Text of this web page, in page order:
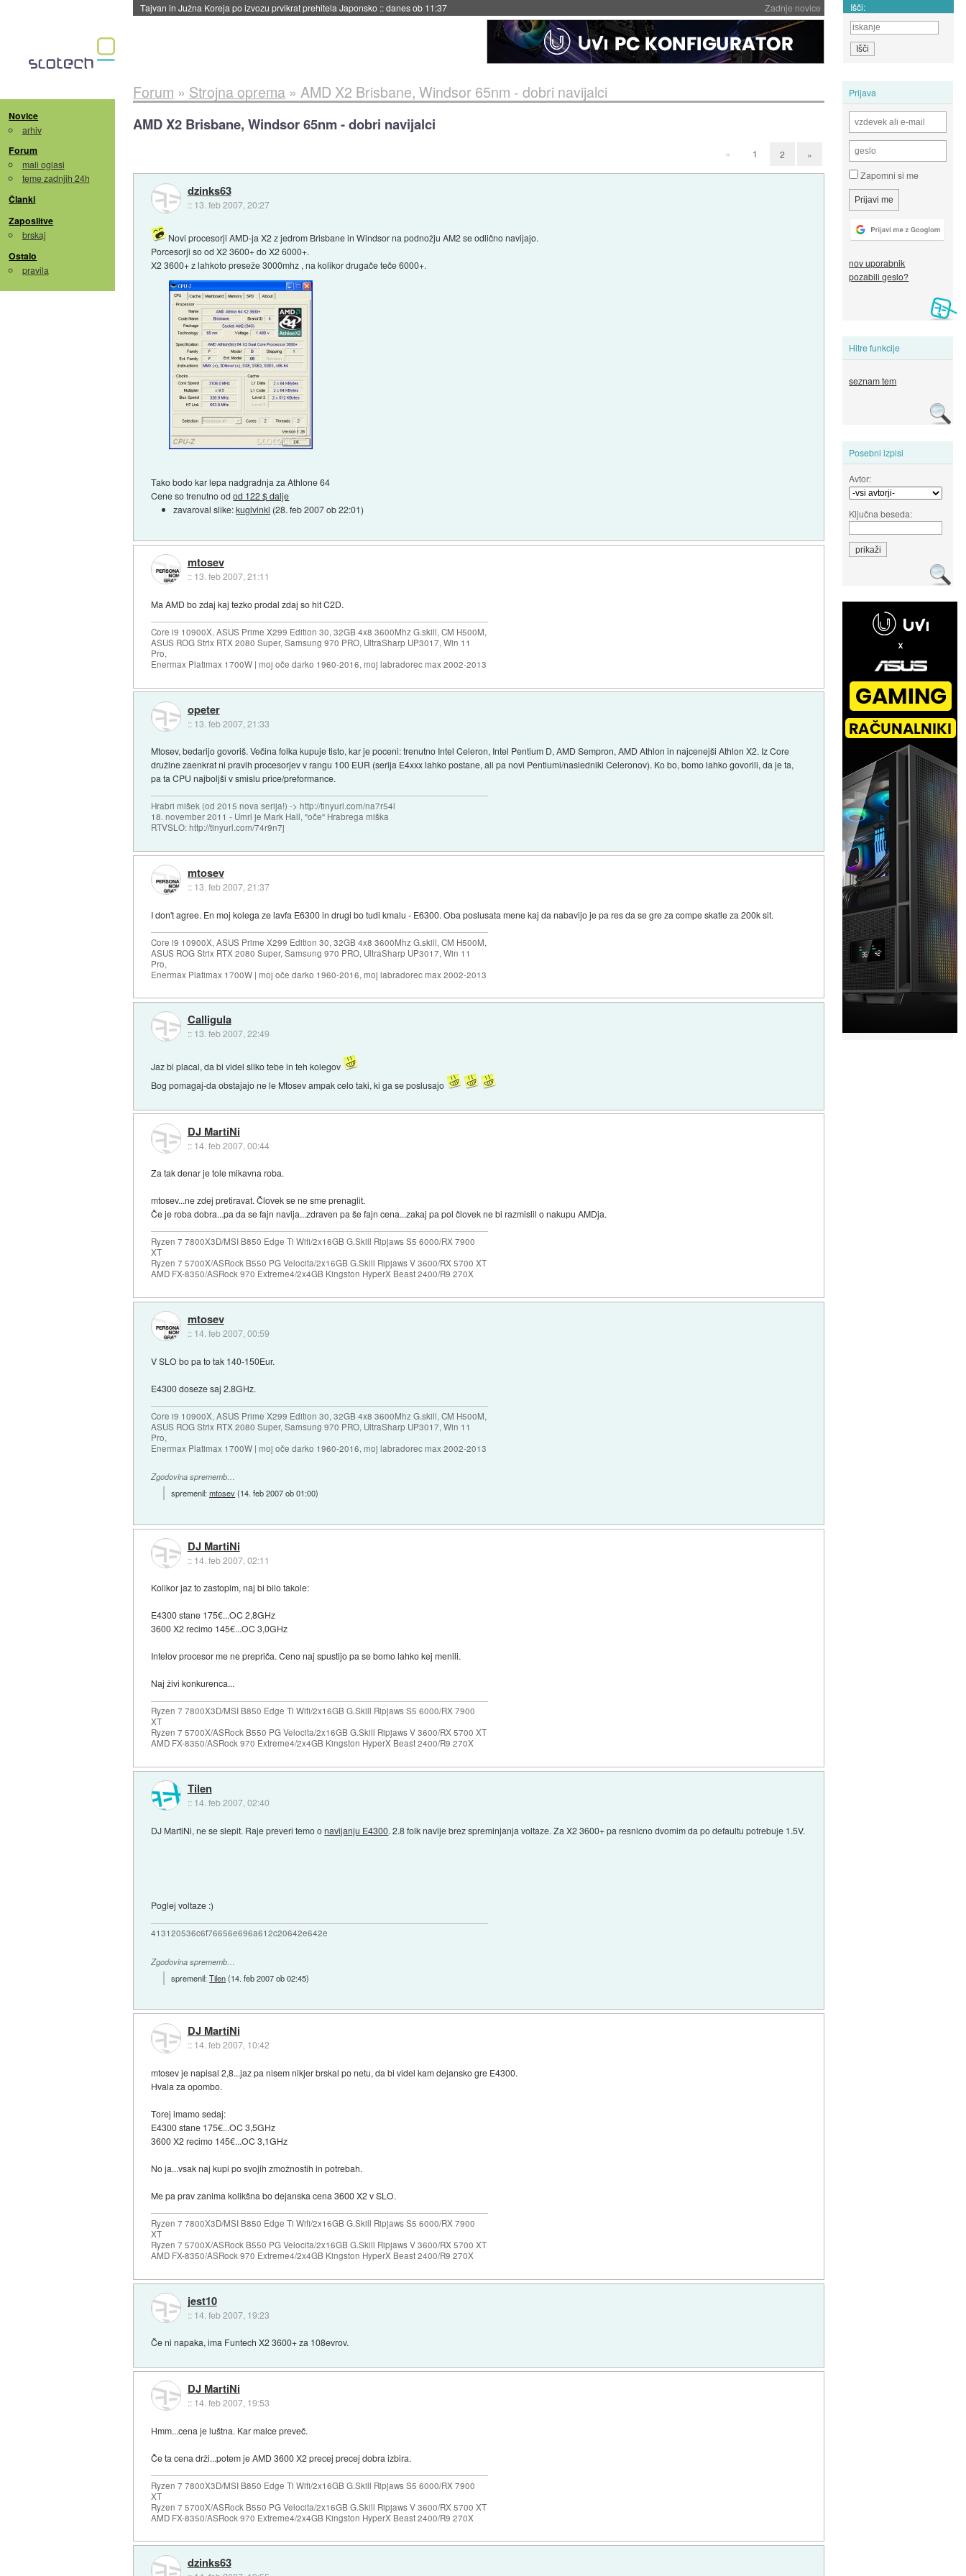
Zadnje novice
Tajvan in Južna Koreja po izvozu prvikrat prehitela Japonsko ::danes ob 11:37 Išči:
Novice
arhiv
Forum
mali oglasi
teme zadnjih 24h
Članki
Zaposlitve
brskaj
Ostalo
pravila
Prijava
Zapomni si me
nov uporabnik
pozabili geslo?
Hitre funkcije
seznam tem
Posebni izpisi
Avtor:
Ključna beseda:
Forum » Strojna oprema» AMD X2 Brisbane, Windsor 65nm - dobri navijalci
AMD X2 Brisbane, Windsor 65nm - dobri navijalci
« 1 2 »
dzinks63
:: 13. feb 2007, 20:27
Novi procesorji AMD-ja X2 z jedrom Brisbane in Windsor na podnožju AM2 se odlično navijajo.
Porcesorji so od X2 3600+ do X2 6000+.
X2 3600+ z lahkoto preseže 3000mhz , na kolikor drugače teče 6000+.
Tako bodo kar lepa nadgradnja za Athlone 64
Cene so trenutno odod 122 $ dalje
zavaroval slike:kuglvinkl (28. feb 2007 ob 22:01)
mtosev
:: 13. feb 2007, 21:11
Ma AMD bo zdaj kaj tezko prodal zdaj so hit C2D.
Core i9 10900X, ASUS Prime X299 Edition 30, 32GB 4x8 3600Mhz G.skill, CM H500M,
ASUS ROG Strix RTX 2080 Super, Samsung 970 PRO, UltraSharp UP3017, Win 11
Pro,
Enermax Platimax 1700W | moj oče darko 1960-2016, moj labradorec max 2002-2013
opeter
:: 13. feb 2007, 21:33
Mtosev, bedarijo govoriš. Večina folka kupuje tisto, kar je poceni: trenutno Intel Celeron, Intel Pentium D, AMD Sempron, AMD Athlon in najcenejši Athlon X2. Iz Core
družine zaenkrat ni pravih procesorjev v rangu 100 EUR (serija E4xxx lahko postane, ali pa novi Pentiumi/nasledniki Celeronov). Ko bo, bomo lahko govorili, da je ta,
pa ta CPU najboljši v smislu price/preformance.
Hrabri mišek (od 2015 nova serija!) -> http://tinyurl.com/na7r54l
18. november 2011 - Umrl je Mark Hall, "oče" Hrabrega miška
RTVSLO: http://tinyurl.com/74r9n7j
mtosev
:: 13. feb 2007, 21:37
I don't agree. En moj kolega ze lavfa E6300 in drugi bo tudi kmalu - E6300. Oba poslusata mene kaj da nabavijo je pa res da se gre za compe skatle za 200k sit.
Core i9 10900X, ASUS Prime X299 Edition 30, 32GB 4x8 3600Mhz G.skill, CM H500M,
ASUS ROG Strix RTX 2080 Super, Samsung 970 PRO, UltraSharp UP3017, Win 11
Pro,
Enermax Platimax 1700W | moj oče darko 1960-2016, moj labradorec max 2002-2013
Calligula
:: 13. feb 2007, 22:49
Jaz bi placal, da bi videl sliko tebe in teh kolegov
Bog pomagaj-da obstajajo ne le Mtosev ampak celo taki, ki ga se poslusajo
DJ MartiNi
:: 14. feb 2007, 00:44
Za tak denar je tole mikavna roba.
mtosev...ne zdej pretiravat. Človek se ne sme prenaglit.
Če je roba dobra...pa da se fajn navija...zdraven pa še fajn cena...zakaj pa pol človek ne bi razmislil o nakupu AMDja.
Ryzen 7 7800X3D/MSI B850 Edge Ti Wifi/2x16GB G.Skill Ripjaws S5 6000/RX 7900
XT
Ryzen 7 5700X/ASRock B550 PG Velocita/2x16GB G.Skill Ripjaws V 3600/RX 5700 XT
AMD FX-8350/ASRock 970 Extreme4/2x4GB Kingston HyperX Beast 2400/R9 270X
mtosev
:: 14. feb 2007, 00:59
V SLO bo pa to tak 140-150Eur.
E4300 doseze saj 2.8GHz.
Core i9 10900X, ASUS Prime X299 Edition 30, 32GB 4x8 3600Mhz G.skill, CM H500M,
ASUS ROG Strix RTX 2080 Super, Samsung 970 PRO, UltraSharp UP3017, Win 11
Pro,
Enermax Platimax 1700W | moj oče darko 1960-2016, moj labradorec max 2002-2013
Zgodovina sprememb…
spremenil:mtosev(14. feb 2007 ob 01:00)
DJ MartiNi
:: 14. feb 2007, 02:11
Kolikor jaz to zastopim, naj bi bilo takole:
E4300 stane 175€...OC 2,8GHz
3600 X2 recimo 145€...OC 3,0GHz
Intelov procesor me ne prepriča. Ceno naj spustijo pa se bomo lahko kej menili.
Naj živi konkurenca...
Ryzen 7 7800X3D/MSI B850 Edge Ti Wifi/2x16GB G.Skill Ripjaws S5 6000/RX 7900
XT
Ryzen 7 5700X/ASRock B550 PG Velocita/2x16GB G.Skill Ripjaws V 3600/RX 5700 XT
AMD FX-8350/ASRock 970 Extreme4/2x4GB Kingston HyperX Beast 2400/R9 270X
Tilen
:: 14. feb 2007, 02:40
DJ MartiNi, ne se slepit. Raje preveri temo onavijanju E4300. 2.8 folk navije brez spreminjanja voltaze. Za X2 3600+ pa resnicno dvomim da po defaultu potrebuje 1.5V.
Poglej voltaze :)
413120536c6f76656e696a612c20642e642e
Zgodovina sprememb…
spremenil:Tilen(14. feb 2007 ob 02:45)
DJ MartiNi
:: 14. feb 2007, 10:42
mtosev je napisal 2,8...jaz pa nisem nikjer brskal po netu, da bi videl kam dejansko gre E4300.
Hvala za opombo.
Torej imamo sedaj:
E4300 stane 175€...OC 3,5GHz
3600 X2 recimo 145€...OC 3,1GHz
No ja...vsak naj kupi po svojih zmožnostih in potrebah.
Me pa prav zanima kolikšna bo dejanska cena 3600 X2 v SLO.
Ryzen 7 7800X3D/MSI B850 Edge Ti Wifi/2x16GB G.Skill Ripjaws S5 6000/RX 7900
XT
Ryzen 7 5700X/ASRock B550 PG Velocita/2x16GB G.Skill Ripjaws V 3600/RX 5700 XT
AMD FX-8350/ASRock 970 Extreme4/2x4GB Kingston HyperX Beast 2400/R9 270X
jest10
:: 14. feb 2007, 19:23
Če ni napaka, ima Funtech X2 3600+ za 108evrov.
DJ MartiNi
:: 14. feb 2007, 19:53
Hmm...cena je luštna. Kar malce preveč.
Če ta cena drži...potem je AMD 3600 X2 precej precej dobra izbira.
Ryzen 7 7800X3D/MSI B850 Edge Ti Wifi/2x16GB G.Skill Ripjaws S5 6000/RX 7900
XT
Ryzen 7 5700X/ASRock B550 PG Velocita/2x16GB G.Skill Ripjaws V 3600/RX 5700 XT
AMD FX-8350/ASRock 970 Extreme4/2x4GB Kingston HyperX Beast 2400/R9 270X
dzinks63